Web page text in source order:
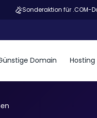
Sonderaktion für .COM-
Domain Hosting